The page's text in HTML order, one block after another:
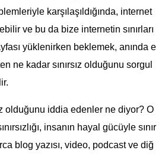
karşılaşıldığında, internet
ve bu da bize internetin sınırları
yüklenirken beklemek, anında e
ne kadar sınırsız olduğunu sorgul
olduğunu iddia edenler ne diyor? O
insanın hayal gücüyle sınır
blog yazısı, video, podcast ve diğ